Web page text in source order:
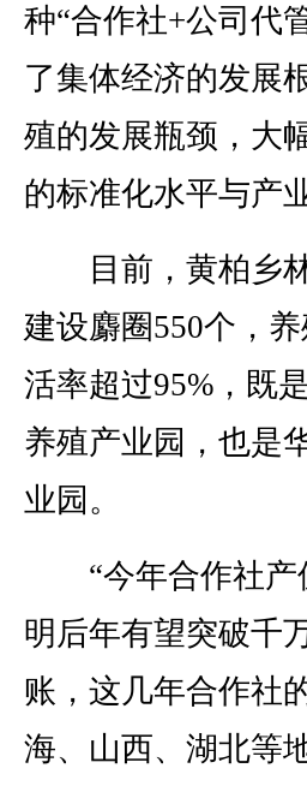
种“合作社+公司代
了集体经济的发展
殖的发展瓶颈，大
的标准化水平与产
目前，黄柏乡林
建设麝圈550个，
活率超过95%，既
养殖产业园，也是
业园。
“今年合作社产
明后年有望突破千
账，这几年合作社
海、山西、湖北等